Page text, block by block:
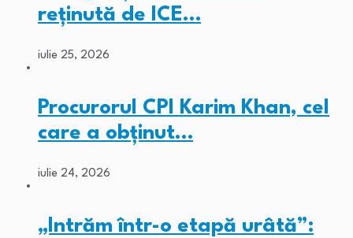
reținută de ICE…
iulie 25, 2026
Procurorul CPI Karim Khan, cel
care a obținut…
iulie 24, 2026
„Intrăm într-o etapă urâtă”: